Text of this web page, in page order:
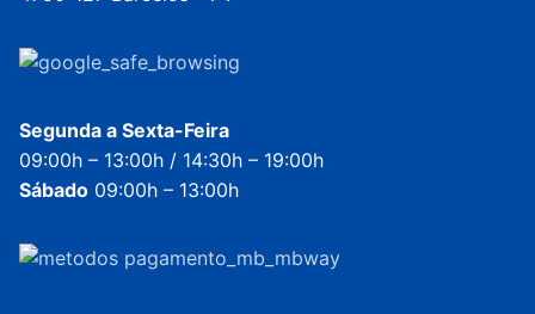
Segunda a Sexta-Feira
09:00h – 13:00h / 14:30h – 19:00h
Sábado 09:00h – 13:00h